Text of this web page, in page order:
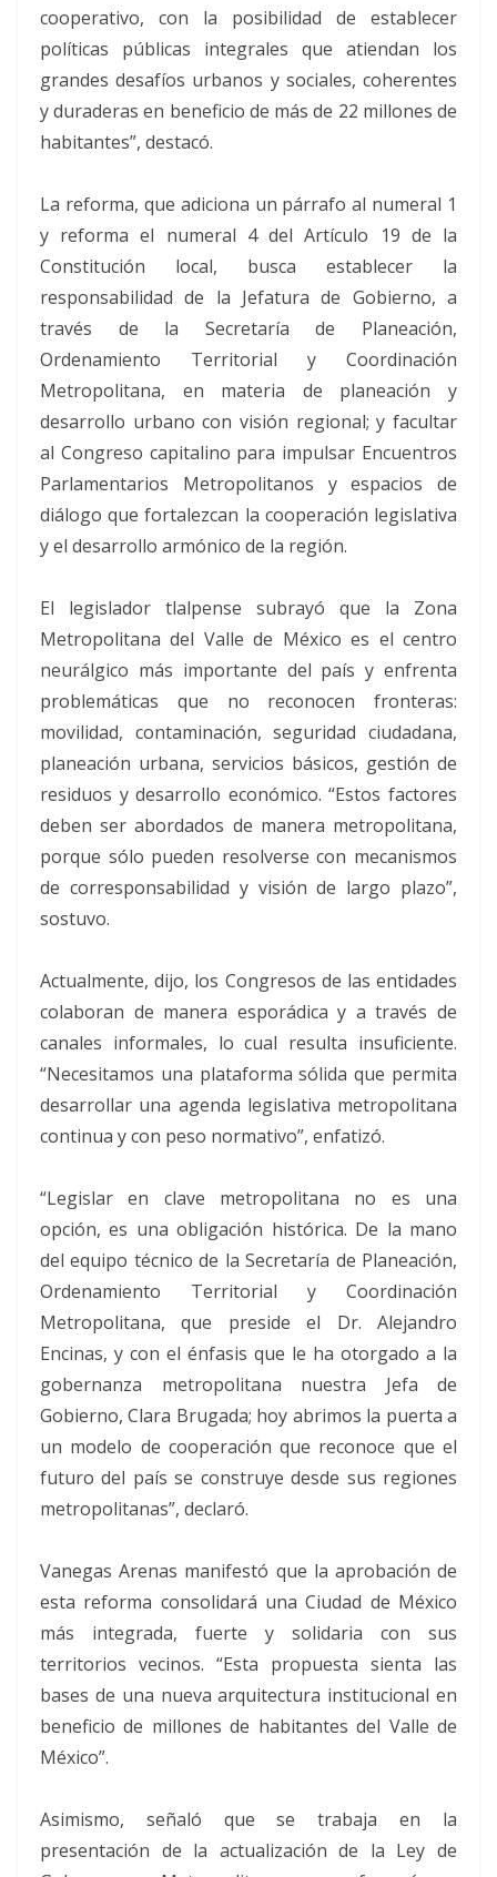
cooperativo, con la posibilidad de establecer
políticas públicas integrales que atiendan los
grandes desafíos urbanos y sociales, coherentes
y duraderas en beneficio de más de 22 millones de
habitantes”, destacó.
La reforma, que adiciona un párrafo al numeral 1
y reforma el numeral 4 del Artículo 19 de la
Constitución local, busca establecer la
responsabilidad de la Jefatura de Gobierno, a
través de la Secretaría de Planeación,
Ordenamiento Territorial y Coordinación
Metropolitana, en materia de planeación y
desarrollo urbano con visión regional; y facultar
al Congreso capitalino para impulsar Encuentros
Parlamentarios Metropolitanos y espacios de
diálogo que fortalezcan la cooperación legislativa
y el desarrollo armónico de la región.
El legislador tlalpense subrayó que la Zona
Metropolitana del Valle de México es el centro
neurálgico más importante del país y enfrenta
problemáticas que no reconocen fronteras:
movilidad, contaminación, seguridad ciudadana,
planeación urbana, servicios básicos, gestión de
residuos y desarrollo económico. “Estos factores
deben ser abordados de manera metropolitana,
porque sólo pueden resolverse con mecanismos
de corresponsabilidad y visión de largo plazo”,
sostuvo.
Actualmente, dijo, los Congresos de las entidades
colaboran de manera esporádica y a través de
canales informales, lo cual resulta insuficiente.
“Necesitamos una plataforma sólida que permita
desarrollar una agenda legislativa metropolitana
continua y con peso normativo”, enfatizó.
“Legislar en clave metropolitana no es una
opción, es una obligación histórica. De la mano
del equipo técnico de la Secretaría de Planeación,
Ordenamiento Territorial y Coordinación
Metropolitana, que preside el Dr. Alejandro
Encinas, y con el énfasis que le ha otorgado a la
gobernanza metropolitana nuestra Jefa de
Gobierno, Clara Brugada; hoy abrimos la puerta a
un modelo de cooperación que reconoce que el
futuro del país se construye desde sus regiones
metropolitanas”, declaró.
Vanegas Arenas manifestó que la aprobación de
esta reforma consolidará una Ciudad de México
más integrada, fuerte y solidaria con sus
territorios vecinos. “Esta propuesta sienta las
bases de una nueva arquitectura institucional en
beneficio de millones de habitantes del Valle de
México”.
Asimismo, señaló que se trabaja en la
presentación de la actualización de la Ley de